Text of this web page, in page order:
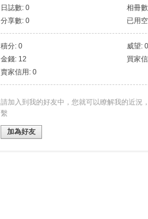
日誌數: 0
相冊
分享數: 0
已用
積分: 0
威望: 0
金錢: 12
買家
賣家信用: 0
請加入到我的好友中，您就可以瞭解我的近況
繫
加為好友